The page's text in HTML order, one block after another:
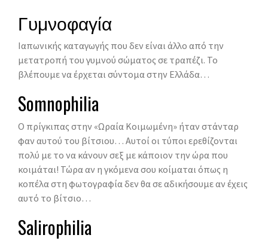
Γυμνοφαγία
Ιαπωνικής καταγωγής που δεν είναι άλλο από την
μετατροπή του γυμνού σώματος σε τραπέζι. To
βλέπουμε να έρχεται σύντομα στην Ελλάδα…
Somnophilia
Ο πρίγκιπας στην «Ωραία Κοιμωμένη» ήταν στάνταρ
φαν αυτού του βίτσιου… Αυτοί οι τύποι ερεθίζονται
πολύ με το να κάνουν σεξ με κάποιον την ώρα που
κοιμάται! Τώρα αν η γκόμενα σου κοίμαται όπως η
κοπέλα στη φωτογραφία δεν θα σε αδικήσουμε αν έχεις
αυτό το βίτσιο…
Salirophilia